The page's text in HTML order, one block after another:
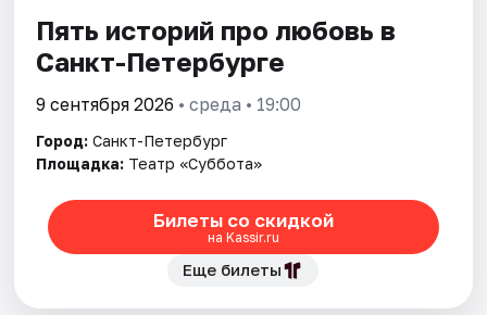
Пять историй про любовь в
Санкт-Петербурге
9 сентября 2026 • среда • 19:00
Город: Санкт-Петербург
Площадка: Театр «Суббота»
Билеты со скидкой
на Kassir.ru
Еще билеты